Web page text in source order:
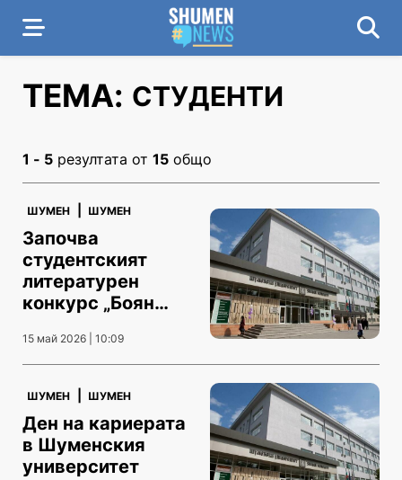
ТЕМА: СТУДЕНТИ
1 - 5 резултата от 15 общо
ШУМЕН ШУМЕН
Започва
студентският
литературен
конкурс „Боян
15 май 2026 | 10:09
ШУМЕН ШУМЕН
Ден на кариерата
в Шуменския
университет